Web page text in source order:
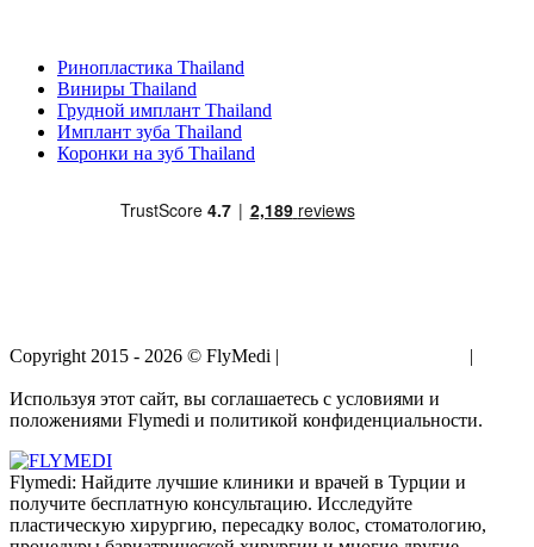
Ринопластика Thailand
Виниры Thailand
Грудной имплант Thailand
Имплант зуба Thailand
Коронки на зуб Thailand
Copyright 2015 - 2026 © FlyMedi |
|
Используя этот сайт, вы соглашаетесь с условиями и
положениями Flymedi и политикой конфиденциальности.
Flymedi: Найдите лучшие клиники и врачей в Турции и
получите бесплатную консультацию. Исследуйте
пластическую хирургию, пересадку волос, стоматологию,